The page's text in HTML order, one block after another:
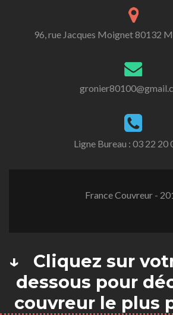
96, rue Jacques Moignet 80132
Ligne Bureau : 03 22 20
France Couvreur -
↓ Cliquez sur
dessous pour
couvreur le plus